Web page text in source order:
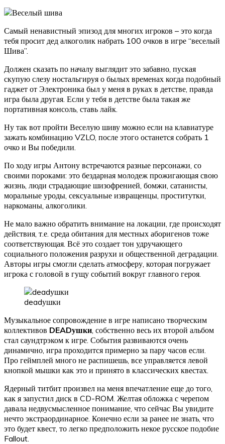
Самый ненавистный эпизод для многих игроков – это когда
тебя просит дед алкоголик набрать 100 очков в игре “веселый
Шива”.
Должен сказать по началу выглядит это забавно, пуская
скупую слезу ностальгируя о былых временах когда подобный
гаджет от Электроника был у меня в руках в детстве, правда
игра была другая. Если у тебя в детстве была такая же
портативная консоль, ставь лайк.
Ну так вот пройти Веселую шиву можно если на клавиатуре
зажать комбинацию VZLO, после этого останется собрать 1
очко и Вы победили.
По ходу игры Антону встречаются разные персонажи, со
своими пороками: это бездарная молодеж прожигающая свою
жизнь, люди страдающие шизофренией, бомжи, сатанисты,
моральные уроды, сексуальные извращенцы, проститутки,
наркоманы, алкоголики.
Не мало важно обратить внимание на локации, где происходят
действия, т.е. среда обитания для местных аборигенов тоже
соответствующая. Всё это создает тон удручающего
социального положения разрухи и общественной деградации.
Авторы игры смогли сделать атмосферу, которая погружает
игрока с головой в гущу событий вокруг главного героя.
deadушки
Музыкальное сопровождение в игре написано творческим
коллективов DEADушки , собственно весь их второй альбом
стал саундтрэком к игре. События развиваются очень
динамично, игра проходится примерно за пару часов если.
Про геймплей много не распишешь, все управляется левой
кнопкой мышки как это и принято в классических квестах.
Ядерный титбит произвел на меня впечатление еще до того,
как я запустил диск в CD-ROM. Желтая обложка с черепом
давала недвусмысленное понимание, что сейчас Вы увидите
нечто экстраординарное. Конечно если за ранее не знать, что
это будет квест, то легко предположить некое русское подобие
Fallout.